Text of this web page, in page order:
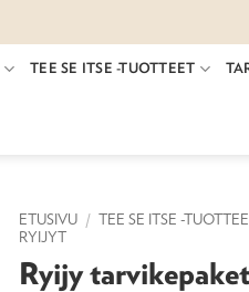
TEE SE ITSE -TUOTTEET
ETUSIVU / TEE SE ITSE -
RYIJYT
Ryijy